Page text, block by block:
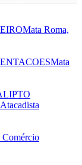
Mata Roma,
Mata